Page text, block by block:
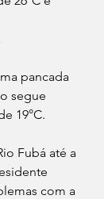
pancada
segue
19°C.
Fubá até a
com a